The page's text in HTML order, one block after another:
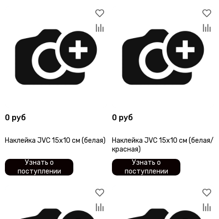
ComfortMat
Challenger
СтартВольт
DD Audio
D/S/D
EDGE
E.O.S.
FSD Audio
0 руб
Наклейка JVC 15х10 см (белая)
Узнать о
поступлении
0 руб
Наклейка JVC 15х10 см (белая/
красная)
Узнать о
поступлении